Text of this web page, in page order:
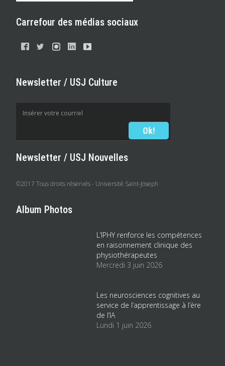
Carrefour des médias sociaux
Newsletter / USJ Culture
Newsletter / USJ Nouvelles
©2017 Tous droits réservés - Université Saint-Joseph
Album Photos
L’IPHY renforce les compétences
en raisonnement clinique des
physiothérapeutes
Mercredi 3 juin 2026
Les neurosciences cognitives au
service de l’apprentissage à l’ère
de l’IA
Lundi 1 juin 2026